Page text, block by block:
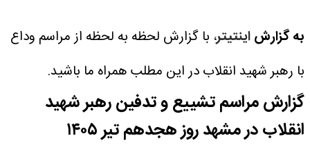
به گزارشاینتیتر، با گزارش لحظه به لحظه از مراسم وداع
با رهبر شهید انقلاب در این مطلب همراه ما باشید.
گزارش مراسم تشییع و تدفین رهبر شهید
انقلاب در مشهد روز هجدهم تیر ۱۴۰۵